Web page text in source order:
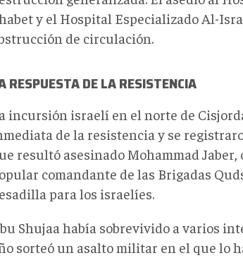
y el Hospital Especializado Al-
de circulación.
RESPUESTA DE LA RESISTENCIA
incursión israelí en el norte de
de la resistencia y se
resultó asesinado Mohammad Jaber,
comandante de las Brigadas
para los israelíes.
Shujaa había sobrevivido a varios
sorteó un asalto militar en el que lo